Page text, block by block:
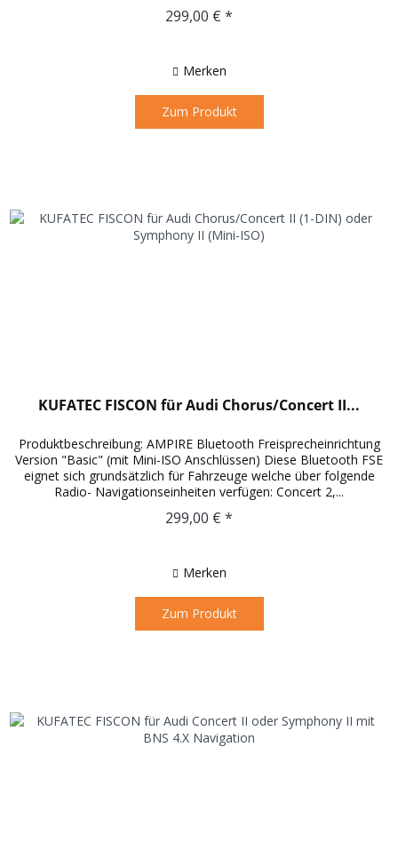
299,00 € *
Merken
Zum Produkt
KUFATEC FISCON für Audi Chorus/Concert II...
Produktbeschreibung: AMPIRE Bluetooth Freisprecheinrichtung
Version "Basic" (mit Mini-ISO Anschlüssen) Diese Bluetooth FSE
eignet sich grundsätzlich für Fahrzeuge welche über folgende
Radio- Navigationseinheiten verfügen: Concert 2,...
299,00 € *
Merken
Zum Produkt